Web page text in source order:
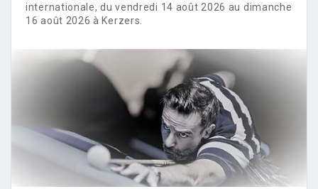
internationale, du vendredi 14 août 2026 au dimanche
16 août 2026 à Kerzers.